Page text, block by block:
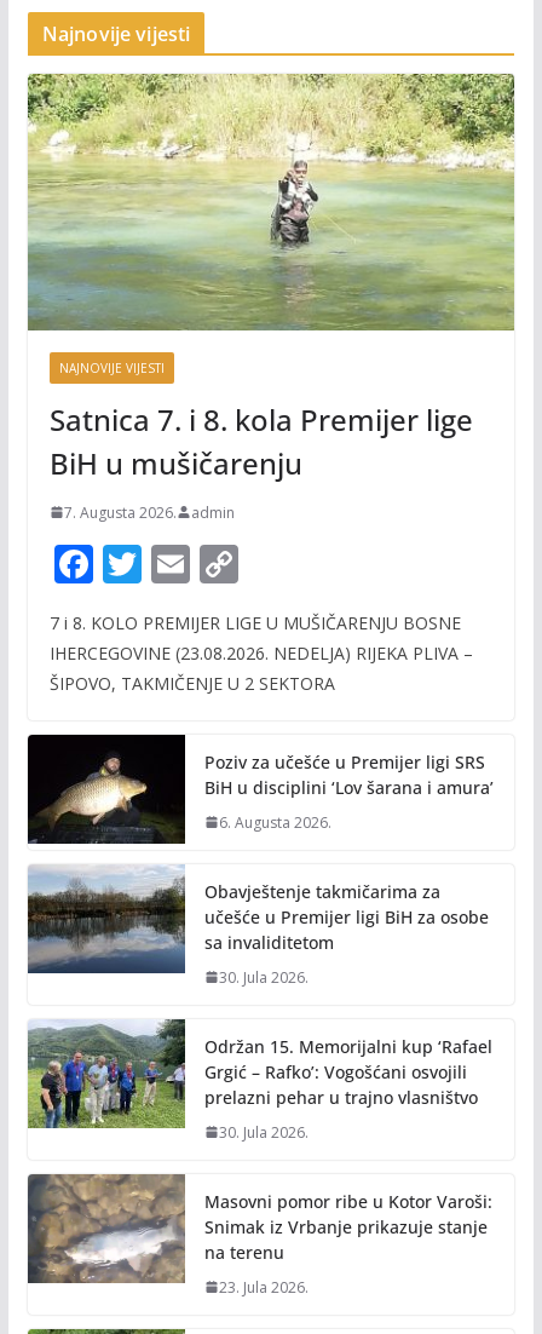
Najnovije vijesti
NAJNOVIJE VIJESTI
Satnica 7. i 8. kola Premijer lige
BiH u mušičarenju
7. Augusta 2026. admin
F
e
b
o
k
T
itt
er
E
ai
l
C
p
y
n
k
7 i 8. KOLO PREMIJER LIGE U MUŠIČARENJU BOSNE
IHERCEGOVINE (23.08.2026. NEDELJA) RIJEKA PLIVA –
ŠIPOVO, TAKMIČENJE U 2 SEKTORA
Poziv za učešće u Premijer ligi SRS
BiH u disciplini ‘Lov šarana i amura’
6. Augusta 2026.
Obavještenje takmičarima za
učešće u Premijer ligi BiH za osobe
sa invaliditetom
30. Jula 2026.
Održan 15. Memorijalni kup ‘Rafael
Grgić – Rafko’: Vogošćani osvojili
prelazni pehar u trajno vlasništvo
30. Jula 2026.
Masovni pomor ribe u Kotor Varoši:
Snimak iz Vrbanje prikazuje stanje
na terenu
23. Jula 2026.